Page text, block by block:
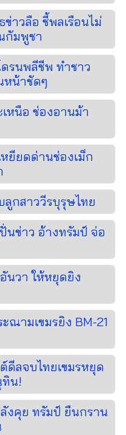
าวลือ ชี้พลเรือนไม่
กัมพูชา
รนพลีชีพ ทำชาว
หน้าชัดๆ
หนือ ช่องอานม้า
ยียดด่านช่องเม็ก
กสาววีรบุรุษไทย
นข่าว อ้างทรัมป์ จ่อ
นวา ให้หยุดยิง
ณามเขมรยิง BM-21
ดีลจบไทยเขมรหยุด
ทิน!
งคุย ทรัมป์ ยืนกราน